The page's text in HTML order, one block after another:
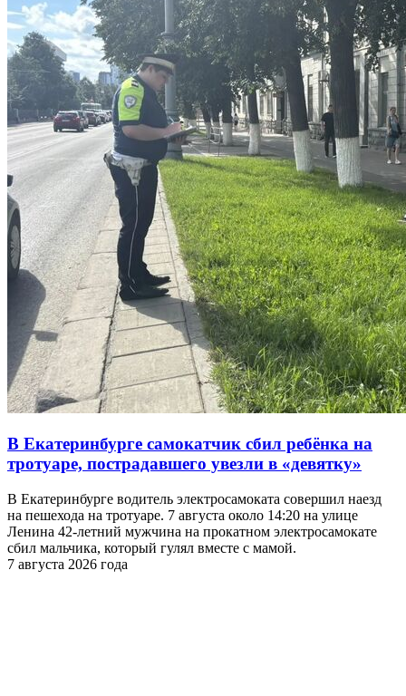
В Екатеринбурге самокатчик сбил ребёнка на
тротуаре, пострадавшего увезли в «девятку»
В Екатеринбурге водитель электросамоката совершил наезд
на пешехода на тротуаре. 7 августа около 14:20 на улице
Ленина 42-летний мужчина на прокатном электросамокате
сбил мальчика, который гулял вместе с мамой.
7 августа 2026 года